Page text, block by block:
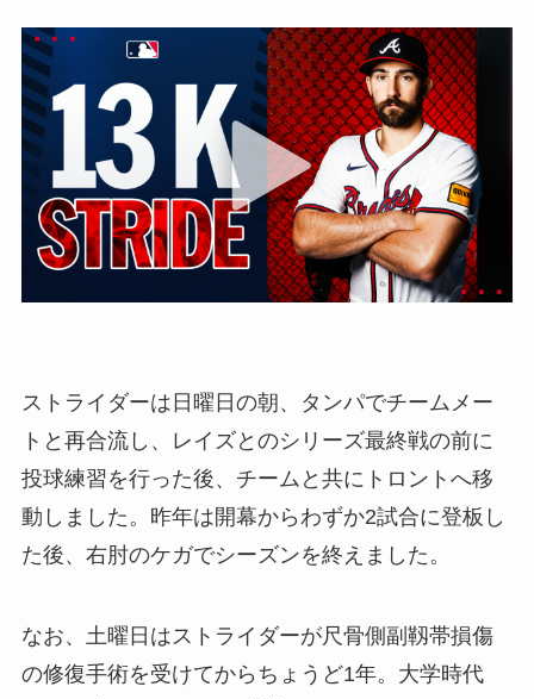
ストライダーは日曜日の朝、タンパでチームメー
トと再合流し、レイズとのシリーズ最終戦の前に
投球練習を行った後、チームと共にトロントへ移
動しました。昨年は開幕からわずか2試合に登板し
た後、右肘のケガでシーズンを終えました。
なお、土曜日はストライダーが尺骨側副靱帯損傷
の修復手術を受けてからちょうど1年。大学時代